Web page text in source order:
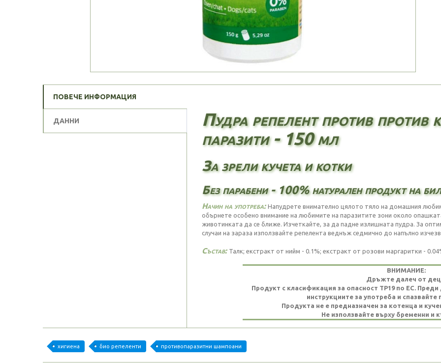
ПОВЕЧЕ ИНФОРМАЦИЯ
ДАННИ
Пудра репелент против
паразити - 150 мл
За зрели кучета и котки
Без парабени - 100% натурален продукт на
Начин на употреба: Напудрете внимателно цялото тяло на домашния
обърнете особено внимание на любимите на паразитите зони около
животинката да се ближе. Изчеткайте, за да падне излишната пудра. За
случаи на зараза използвайте репелента веднъж седмично до напълно
Състав: Талк; екстракт от нийм - 0.1%; екстракт от розови маргаритки -
ВНИМАНИЕ:
Дръжте далеч от
Продукт с класификация за опасност ТР19 по ЕС.
инструкциите за употреба и спазвайте
Продукта не е предназначен за котенца и
Не използвайте върху бременни и
хигиена био репеленти противопаразитни шампоани